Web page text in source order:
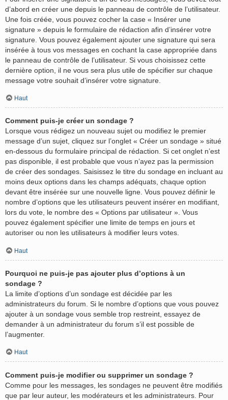
d’abord en créer une depuis le panneau de contrôle de l’utilisateur.
Une fois créée, vous pouvez cocher la case « Insérer une
signature » depuis le formulaire de rédaction afin d’insérer votre
signature. Vous pouvez également ajouter une signature qui sera
insérée à tous vos messages en cochant la case appropriée dans
le panneau de contrôle de l’utilisateur. Si vous choisissez cette
dernière option, il ne vous sera plus utile de spécifier sur chaque
message votre souhait d’insérer votre signature.
Haut
Comment puis-je créer un sondage ?
Lorsque vous rédigez un nouveau sujet ou modifiez le premier
message d’un sujet, cliquez sur l’onglet « Créer un sondage » situé
en-dessous du formulaire principal de rédaction. Si cet onglet n’est
pas disponible, il est probable que vous n’ayez pas la permission
de créer des sondages. Saisissez le titre du sondage en incluant au
moins deux options dans les champs adéquats, chaque option
devant être insérée sur une nouvelle ligne. Vous pouvez définir le
nombre d’options que les utilisateurs peuvent insérer en modifiant,
lors du vote, le nombre des « Options par utilisateur ». Vous
pouvez également spécifier une limite de temps en jours et
autoriser ou non les utilisateurs à modifier leurs votes.
Haut
Pourquoi ne puis-je pas ajouter plus d’options à un
sondage ?
La limite d’options d’un sondage est décidée par les
administrateurs du forum. Si le nombre d’options que vous pouvez
ajouter à un sondage vous semble trop restreint, essayez de
demander à un administrateur du forum s’il est possible de
l’augmenter.
Haut
Comment puis-je modifier ou supprimer un sondage ?
Comme pour les messages, les sondages ne peuvent être modifiés
que par leur auteur, les modérateurs et les administrateurs. Pour